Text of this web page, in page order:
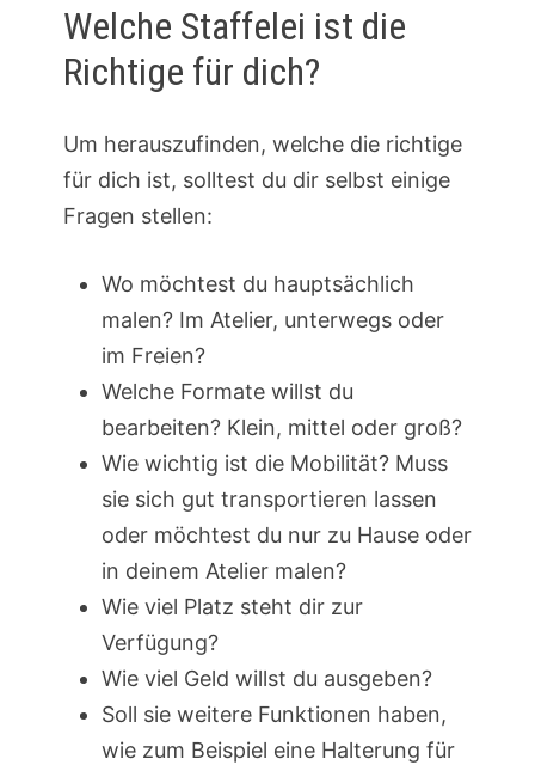
Welche Staffelei ist die
Richtige für dich?
Um herauszufinden, welche die richtige
für dich ist, solltest du dir selbst einige
Fragen stellen:
Wo möchtest du hauptsächlich
malen? Im Atelier, unterwegs oder
im Freien?
Welche Formate willst du
bearbeiten? Klein, mittel oder groß?
Wie wichtig ist die Mobilität? Muss
sie sich gut transportieren lassen
oder möchtest du nur zu Hause oder
in deinem Atelier malen?
Wie viel Platz steht dir zur
Verfügung?
Wie viel Geld willst du ausgeben?
Soll sie weitere Funktionen haben,
wie zum Beispiel eine Halterung für